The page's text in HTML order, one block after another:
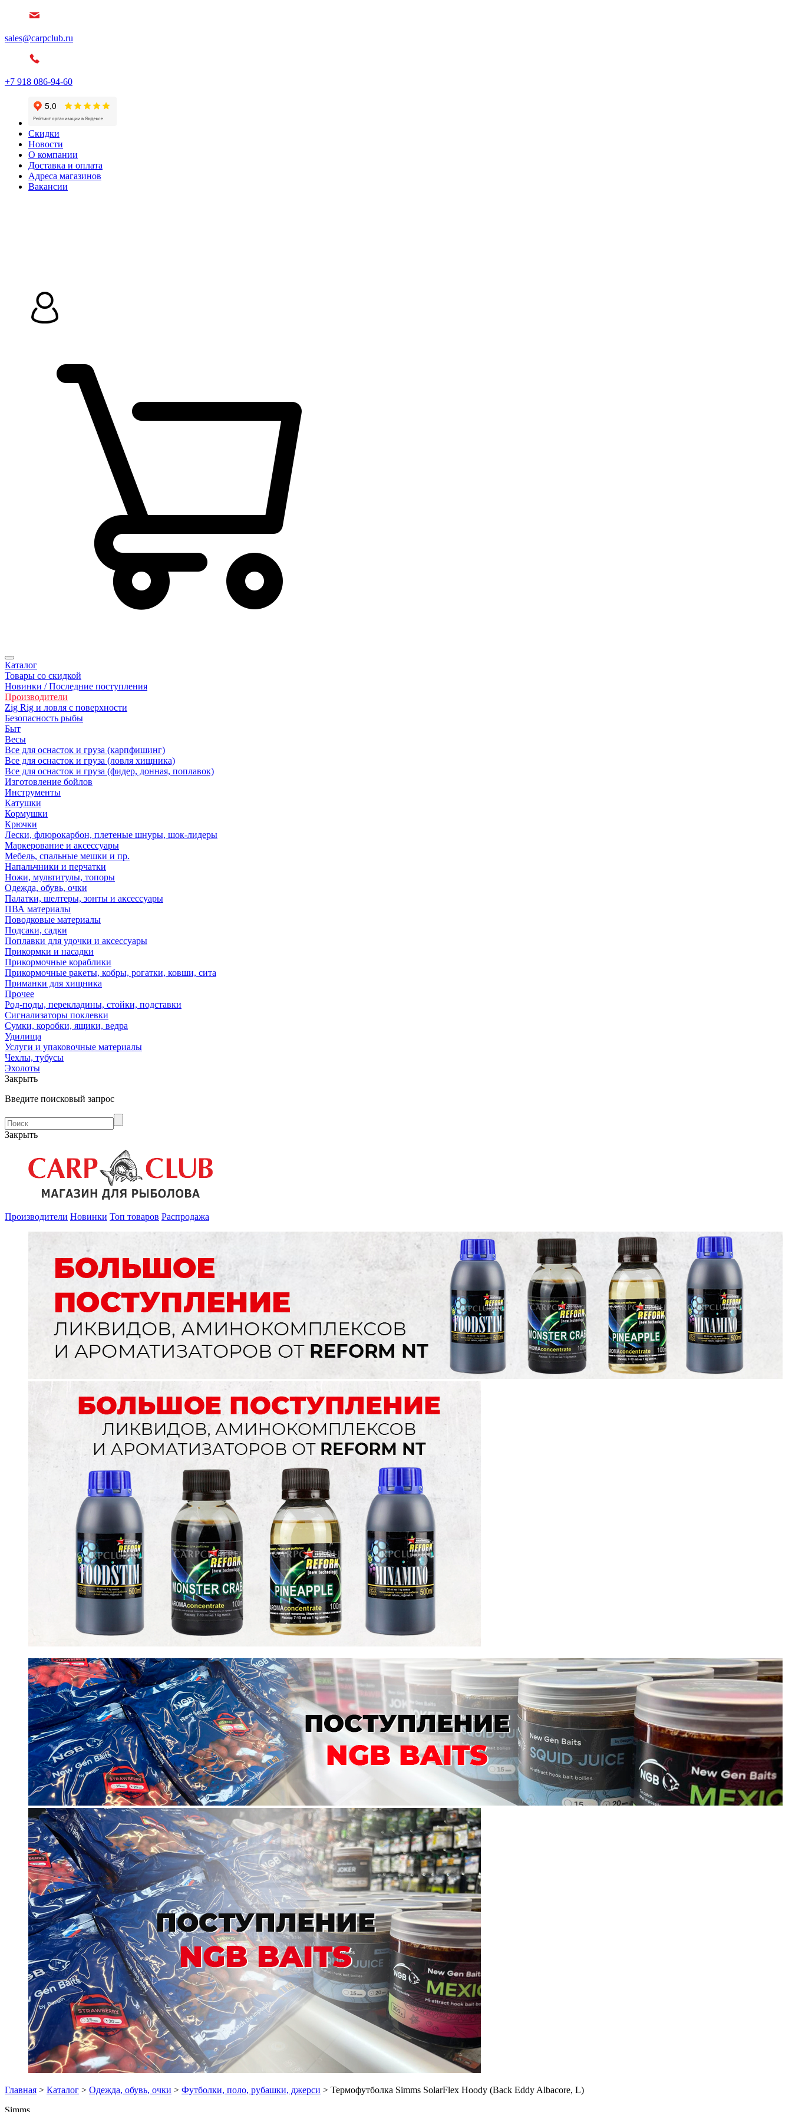
sales@carpclub.ru
+7 918 086-94-60
Скидки
Новости
О компании
Доставка и оплата
Адреса магазинов
Вакансии
Каталог
Товары со скидкой
Новинки / Последние поступления
Производители
Zig Rig и ловля с поверхности
Безoпасность рыбы
Быт
Весы
Все для оснасток и груза (карпфишинг)
Все для оснасток и груза (ловля хищника)
Все для оснасток и груза (фидер, донная, поплавок)
Изготовление бойлов
Инструменты
Катушки
Кормушки
Крючки
Лески, флюрокарбон, плетеные шнуры, шок-лидеры
Маркерование и аксессуары
Мебель, спальные мешки и пр.
Напальчники и перчатки
Ножи, мультитулы, топоры
Одежда, обувь, очки
Палатки, шелтеры, зонты и аксессуары
ПВА материалы
Поводковые материалы
Подсаки, садки
Поплавки для удочки и аксессуары
Прикормки и насадки
Прикормочные кораблики
Прикормочные ракеты, кобры, рогатки, ковши, сита
Приманки для хищника
Прочее
Род-поды, перекладины, стойки, подставки
Сигнализаторы поклевки
Сумки, коробки, ящики, ведра
Удилища
Услуги и упаковочные материалы
Чехлы, тубусы
Эхолоты
Закрыть
Введите поисковый запрос
Закрыть
Производители Новинки Топ товаров Распродажа
Главная > Каталог > Одежда, обувь, очки > Футболки, поло, рубашки, джерси > Термофутболка Simms SolarFlex Hoody (Back Eddy Albacore, L)
Simms